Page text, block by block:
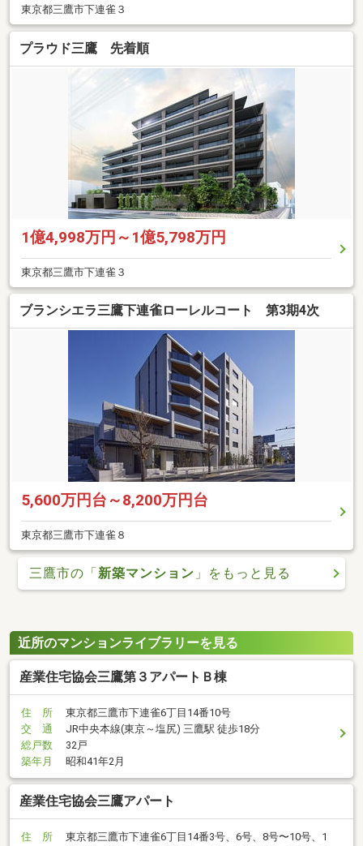
東京都三鷹市下連雀３
プラウド三鷹 先着順
1億4,998万円～1億5,798万円
東京都三鷹市下連雀３
ブランシエラ三鷹下連雀ローレルコート 第3期4次
5,600万円台～8,200万円台
東京都三鷹市下連雀８
三鷹市の「新築マンション 」をもっと見る
近所のマンションライブラリーを見る
産業住宅協会三鷹第３アパートＢ棟
住 所
東京都三鷹市下連雀6丁目14番10号
交 通
JR中央本線(東京～塩尻) 三鷹駅 徒歩18分
総戸数
32戸
築年月
昭和41年2月
産業住宅協会三鷹アパート
住 所
東京都三鷹市下連雀6丁目14番3号、6号、8号〜10号、1